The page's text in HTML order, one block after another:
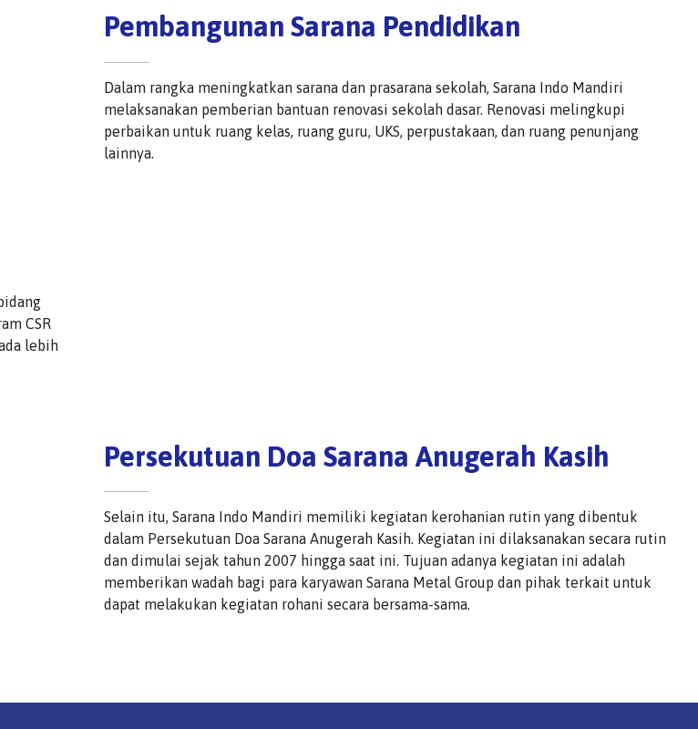
Pembangunan Sarana Pendidikan
Dalam rangka meningkatkan sarana dan prasarana sekolah, Sarana Indo Mandiri
melaksanakan pemberian bantuan renovasi sekolah dasar. Renovasi melingkupi
perbaikan untuk ruang kelas, ruang guru, UKS, perpustakaan, dan ruang penunjang
lainnya.
CSR
lebih
Persekutuan Doa Sarana Anugerah Kasih
Selain itu, Sarana Indo Mandiri memiliki kegiatan kerohanian rutin yang dibentuk
dalam Persekutuan Doa Sarana Anugerah Kasih. Kegiatan ini dilaksanakan secara rutin
dan dimulai sejak tahun 2007 hingga saat ini. Tujuan adanya kegiatan ini adalah
memberikan wadah bagi para karyawan Sarana Metal Group dan pihak terkait untuk
dapat melakukan kegiatan rohani secara bersama-sama.